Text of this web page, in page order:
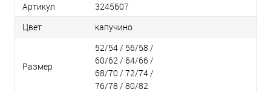
Артикул
3245607
Цвет
капучино
Размер
52/54 / 56/58 /
60/62 / 64/66 /
68/70 / 72/74 /
76/78 / 80/82